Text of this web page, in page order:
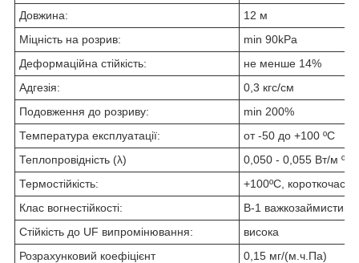
Довжина:
12 м
Міцність на розрив:
min 90kPa
Деформаційна стійкість:
не менше 14%
Адгезія:
0,3 кгс/см
Подовження до розриву:
min 200%
Температура експлуатації:
от -50 до +100 ºС
Теплопровідність (λ)
0,050 - 0,055 Вт/м ºС
Термостійкість:
+100ºС,
Клас вогнестійкості:
В-1 важкозаймистий
Стійкість до UF випромінювання:
висока
Розрахунковий коефіцієнт
0,15 мг/(м.ч.Па)